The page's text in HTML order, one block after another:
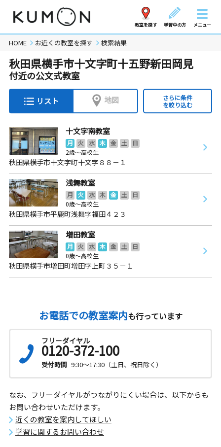
教室を探す 学習中の方 メニュー
HOME お近くの教室を探す 検索結果
秋田県横手市十文字町十五野新田岡見
付近の公文式教室
リスト 地図
さらに条件
を絞り込む
十文字南教室
月 火 水 木 金 土
日
2歳～高校生
秋田県横手市十文字町十文字８８－１
浅舞教室
月 火 水 木 金 土
日
0歳～高校生
秋田県横手市平鹿町浅舞字福田４２３
増田教室
月 火 水 木 金 土
日
0歳～高校生
秋田県横手市増田町増田字上町３５－１
お電話での教室案内も行っています
フリーダイヤル
0120-372-100
受付時間 9:30～17:30（土日、祝日除く）
なお、フリーダイヤルがつながりにくい場合は、以下からも
お問い合わせいただけます。
近くの教室を案内してほしい
学習に関するお問い合わせ